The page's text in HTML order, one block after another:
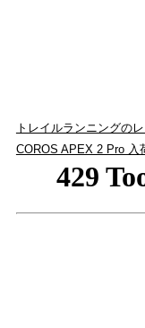
トレイルランニングの
COROS APEX 2 Pro 入